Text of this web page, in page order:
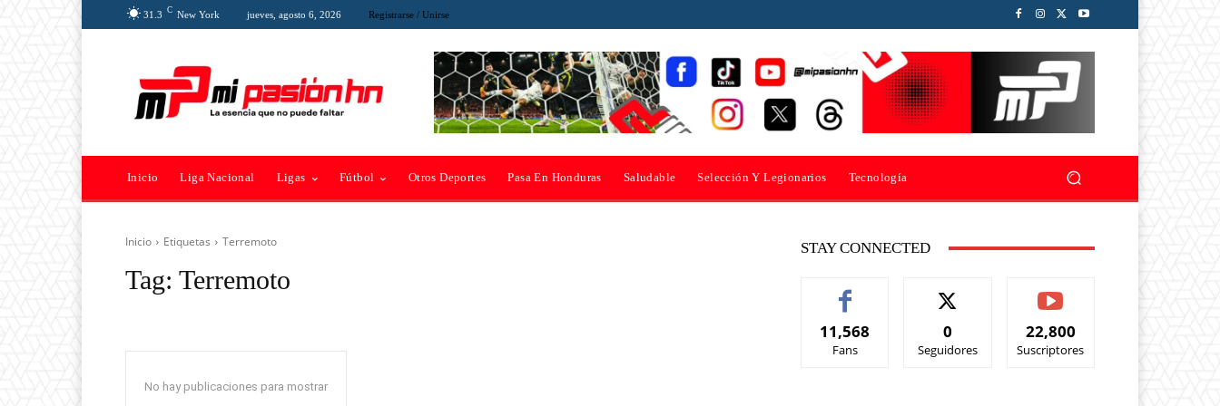
31.3 C New York jueves, agosto 6, 2026 Registrarse / Unirse
Inicio Liga Nacional Ligas Fútbol Otros Deportes Pasa En Honduras Saludable Selección Y Legionarios Tecnología
Inicio Etiquetas Terremoto
Tag: Terremoto
No hay publicaciones para mostrar
STAY CONNECTED
11,568
Fans
0
Seguidores
22,800
Suscriptores